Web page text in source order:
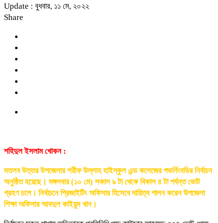
Update : বুধবার, ১১ মে, ২০২২
Share
শহিদুল ইসলাম খোকন :
মতলব উত্তর উপজেলার শরীফ উল্লাহ হাইস্কুল এন্ড কলেজের গভর্নিংবডির নির্বাচন
অনুষ্ঠিত হয়েছে। মঙ্গলবার (১০ মে) সকাল ৯ টা থেকে বিকাল ৪ টা পর্যন্ত ভোট
গ্রহণ চলে। নির্বাচনে প্রিজাইটিং অফিসার হিসেবে দায়িত্ব পালন করেন উপজেলা
শিক্ষা অফিসার আবদুল কাইয়ুম খান।